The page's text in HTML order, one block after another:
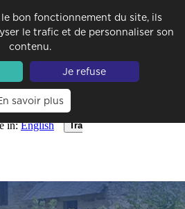
bon fonctionnement du site, ils
le trafic et de personnaliser son
contenu.
Je refuse
savoir plus